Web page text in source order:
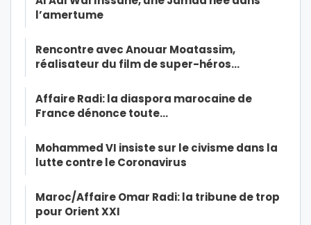
l’amertume
Rencontre avec Anouar Moatassim,
réalisateur du film de super-héros…
Affaire Radi: la diaspora marocaine de
France dénonce toute…
Mohammed VI insiste sur le civisme dans la
lutte contre le Coronavirus
Maroc/Affaire Omar Radi: la tribune de trop
pour Orient XXI